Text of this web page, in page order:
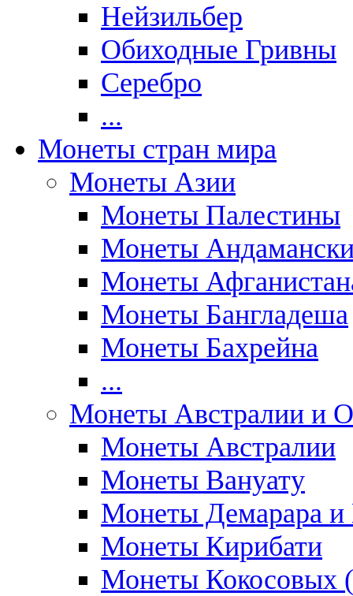
Нейзильбер
Обиходные Гривны
Серебро
...
Монеты стран мира
Монеты Азии
Монеты Палестины
Монеты
Монеты
Монеты Бангладеша
Монеты Бахрейна
...
Монеты Австралии и
Монеты Австралии
Монеты Вануату
Монеты Демарара и
Монеты Кирибати
Монеты Кокосовых